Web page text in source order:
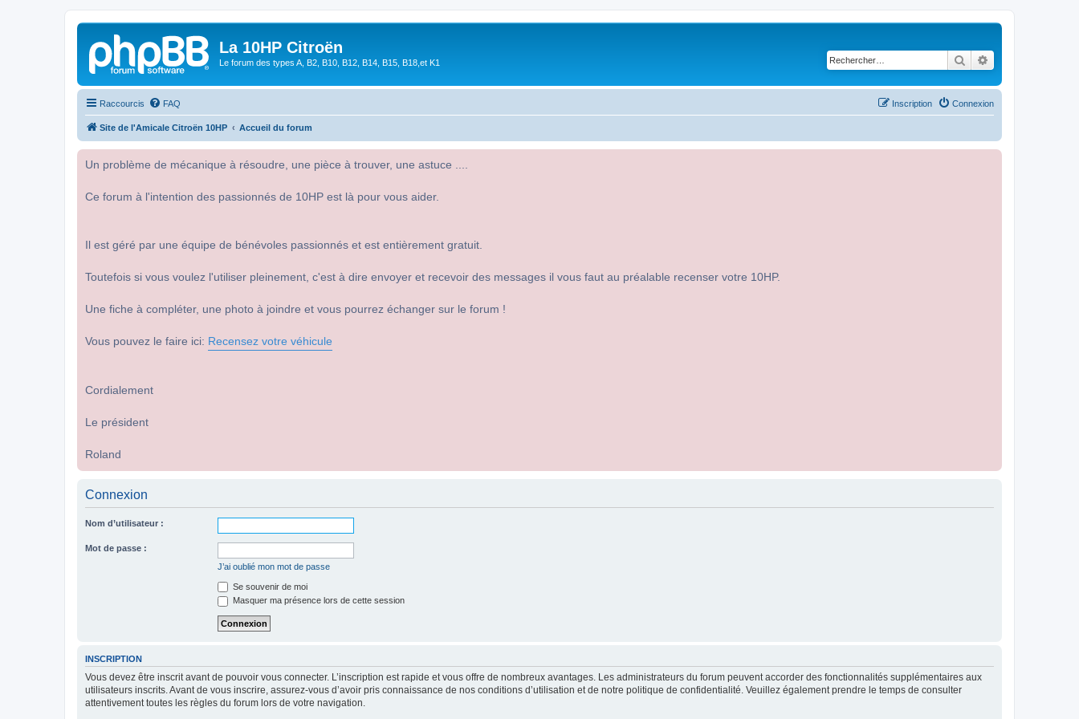
La 10HP Citroën
Le forum des types A, B2, B10, B12, B14, B15, B18,et K1 Rechercher
Raccourcis FAQ Connexion
Inscription
Site de l'Amicale Citroën 10HP Accueil du forum
Un problème de mécanique à résoudre, une pièce à trouver, une astuce ....
Ce forum à l'intention des passionnés de 10HP est là pour vous aider.
Il est géré par une équipe de bénévoles passionnés et est entièrement gratuit.
Toutefois si vous voulez l'utiliser pleinement, c'est à dire envoyer et recevoir des messages il vous faut au préalable recenser votre 10HP.
Une fiche à compléter, une photo à joindre et vous pourrez échanger sur le forum !
Vous pouvez le faire ici: Recensez votre véhicule
Cordialement
Le président
Roland
Connexion
Nom d’utilisateur :
Mot de passe :
J’ai oublié mon mot de passe
Se souvenir de moi
Masquer ma présence lors de cette session
INSCRIPTION
Vous devez être inscrit avant de pouvoir vous connecter. L’inscription est rapide et vous offre de nombreux avantages. Les administrateurs du forum peuvent accorder des fonctionnalités supplémentaires aux
utilisateurs inscrits. Avant de vous inscrire, assurez-vous d’avoir pris connaissance de nos conditions d’utilisation et de notre politique de confidentialité. Veuillez également prendre le temps de consulter
attentivement toutes les règles du forum lors de votre navigation.